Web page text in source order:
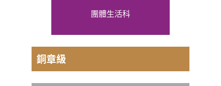
團體生活科
銅章級